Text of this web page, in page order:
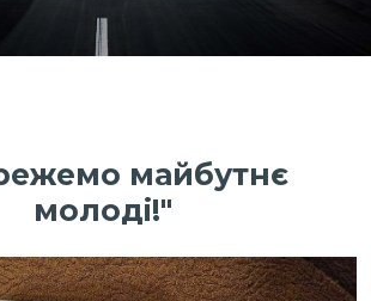
майбутнє
молоді!"